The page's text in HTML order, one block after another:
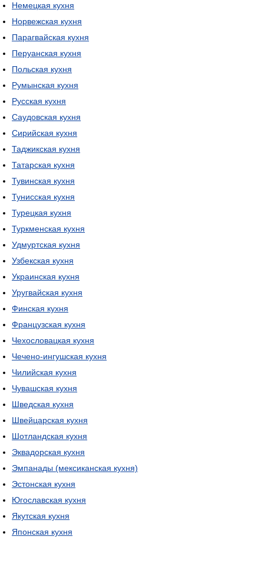
Немецкая кухня
Норвежская кухня
Парагвайская кухня
Перуанская кухня
Польская кухня
Румынская кухня
Русская кухня
Саудовская кухня
Сирийская кухня
Таджикская кухня
Татарская кухня
Тувинская кухня
Тунисская кухня
Турецкая кухня
Туркменская кухня
Удмуртская кухня
Узбекская кухня
Украинская кухня
Уругвайская кухня
Финская кухня
Французская кухня
Чехословацкая кухня
Чечено-ингушская кухня
Чилийская кухня
Чувашская кухня
Шведская кухня
Швейцарская кухня
Шотландская кухня
Эквадорская кухня
Эмпанады (мексиканская кухня)
Эстонская кухня
Югославская кухня
Якутская кухня
Японская кухня